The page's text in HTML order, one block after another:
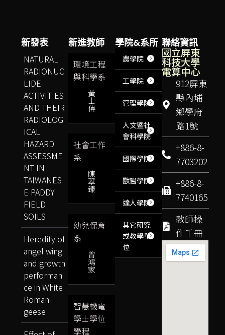
聯絡資訊
國立屏東
科技大學
電算中心
912屏東
縣內埔
鄉學府
路1號
+886-8-
7703202
+886-8-
7740165
教師操
作手冊
學院&系所
農學院
工學院
管理學院
人文暨社
會科學院
國際學院
獸醫學院
達人學院
其它研究
或教學單
位
新進教師
環境工程
與科學系
黃
士
偉
社會工作
系
陳
翠
臻
幼兒保育
系
曾
鴻
家
智慧機電
學士學位
學程
新發表
NATURAL
RADIONUC
LIDE
ACTIVITIES
AND THEIR
RADIOLOG
ICAL
HAZARD
ASSESSME
NT IN
TAIWANES
E PADDY
FIELD
SOILS
Heredity of
angel wing
and growth
performan
ce in White
Roman
geese